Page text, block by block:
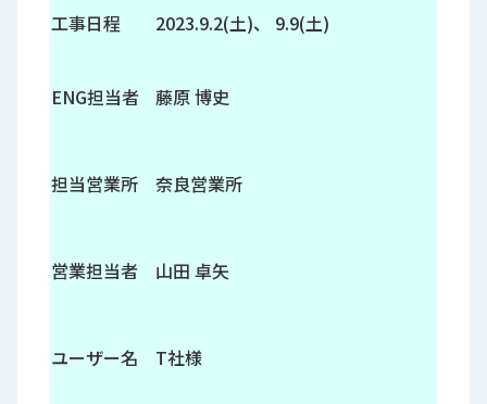
工事日程 2023.9.2(土)、 9.9(土)
ENG担当者 藤原 博史
担当営業所 奈良営業所
営業担当者 山田 卓矢
ユーザー名 T社様